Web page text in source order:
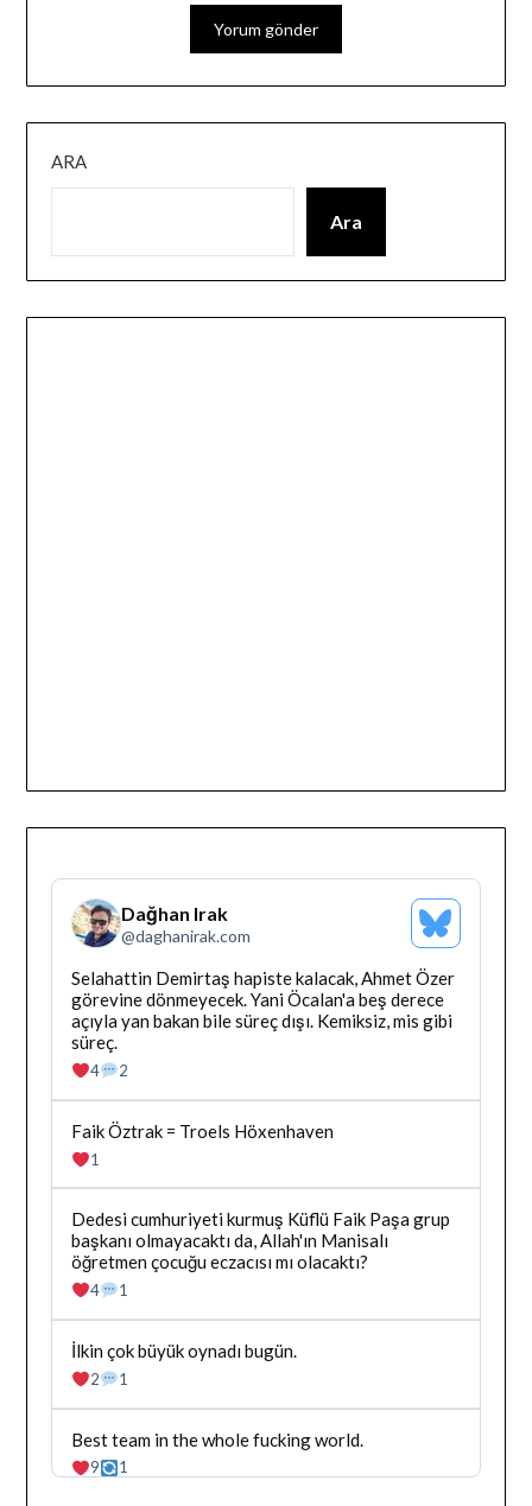
ARA
Ara
Dağhan Irak
@daghanirak.com
Bluesky
Profilini
Gor
Bluesky'da
Dağhan
Irak
tarafindan
yazilan
gonderiyi
goruntule
Selahattin Demirtaş hapiste kalacak, Ahmet Özer
görevine dönmeyecek. Yani Öcalan'a beş derece
açıyla yan bakan bile süreç dışı. Kemiksiz, mis gibi
süreç.
4 2
Bluesky'da
Dağhan
Irak
tarafindan
yazilan
gonderiyi
goruntule
Faik Öztrak = Troels Höxenhaven
1
Bluesky'da
Dağhan
Irak
tarafindan
yazilan
gonderiyi
goruntule
Dedesi cumhuriyeti kurmuş Küflü Faik Paşa grup
başkanı olmayacaktı da, Allah'ın Manisalı
öğretmen çocuğu eczacısı mı olacaktı?
4 1
Bluesky'da
Dağhan
Irak
tarafindan
yazilan
gonderiyi
goruntule
İlkin çok büyük oynadı bugün.
2 1
Bluesky'da
Dağhan
Irak
Best team in the whole fucking world.
9 1